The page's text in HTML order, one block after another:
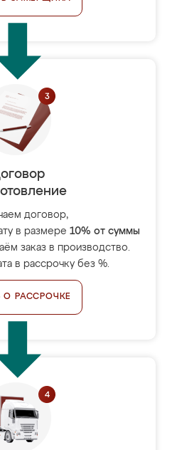
договор,
в размере 10% от суммы
заказ в производство.
в рассрочку без %.
О РАССРОЧКЕ